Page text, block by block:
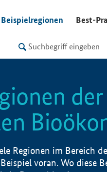
Beispielregionen Best-
LISTE
der
Regionen im Bereich
voran. Wo diese